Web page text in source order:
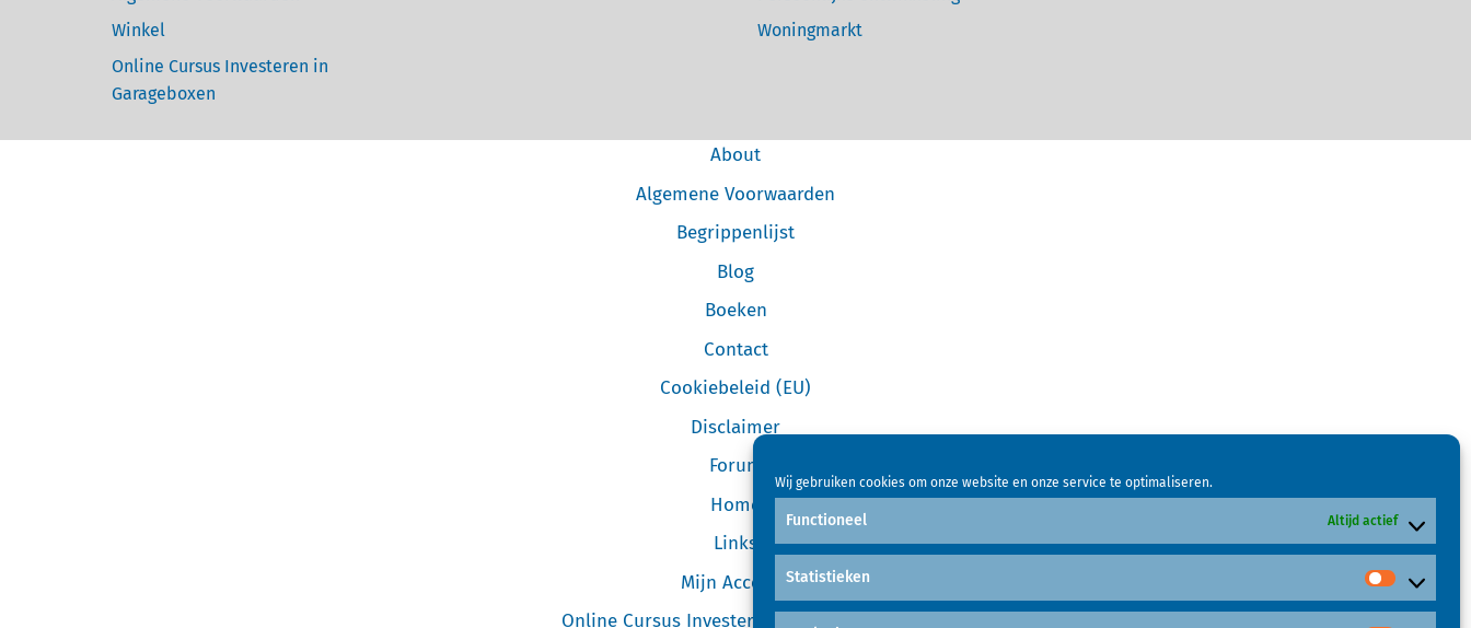
Wij gebruiken cookies om onze website en onze service te optimaliseren.
Functioneel Altijd actief
Statistieken
Winkel
Online Cursus Investeren in
Garageboxen
Woningmarkt
About
Algemene Voorwaarden
Begrippenlijst
Blog
Boeken
Contact
Cookiebeleid (EU)
Disclaimer
Forum
Home
Links
Mijn Account
Online Cursus Investeren in Garageboxen